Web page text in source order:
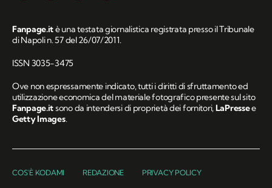
Fanpage.itè una testata giornalistica registrata presso il Tribunale
di Napoli n. 57 del 26/07/2011.
ISSN 3035-3475
Ove non espressamente indicato, tutti i diritti di sfruttamento ed
utilizzazione economica del materiale fotografico presente sul sito
Fanpage.itsono da intendersi di proprietà dei fornitori,LaPressee
Getty Images.
COS'È KODAMI REDAZIONE PRIVACY POLICY